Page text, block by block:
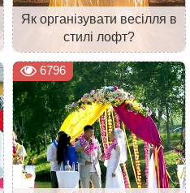
Як організувати весілля в
стилі лофт?
6796